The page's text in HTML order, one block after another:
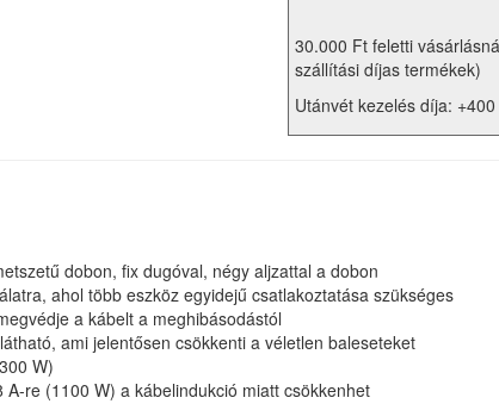
30.000 Ft feletti
szállítási díjas termékek)
Utánvét kezelés díja:
dobon, fix dugóval, négy aljzattal a dobon
ahol több eszköz egyidejű csatlakoztatása szükséges
a kábelt a meghibásodástól
ami jelentősen csökkenti a véletlen baleseteket
W)
re (1100 W) a kábelindukció miatt csökkenhet